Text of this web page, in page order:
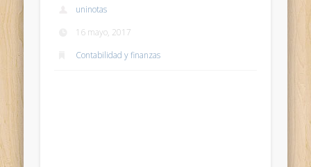
uninotas
16 mayo, 2017
Contabilidad y finanzas